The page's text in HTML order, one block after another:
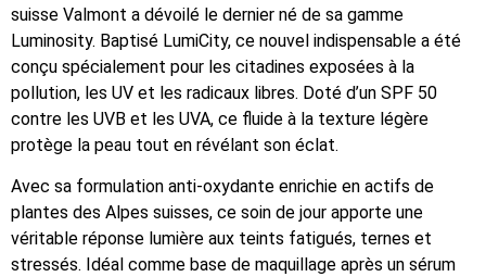
suisse Valmont a dévoilé le dernier né de sa gamme
Luminosity. Baptisé LumiCity, ce nouvel indispensable a été
conçu spécialement pour les citadines exposées à la
pollution, les UV et les radicaux libres. Doté d’un SPF 50
contre les UVB et les UVA, ce fluide à la texture légère
protège la peau tout en révélant son éclat.
Avec sa formulation anti-oxydante enrichie en actifs de
plantes des Alpes suisses, ce soin de jour apporte une
véritable réponse lumière aux teints fatigués, ternes et
stressés. Idéal comme base de maquillage après un sérum